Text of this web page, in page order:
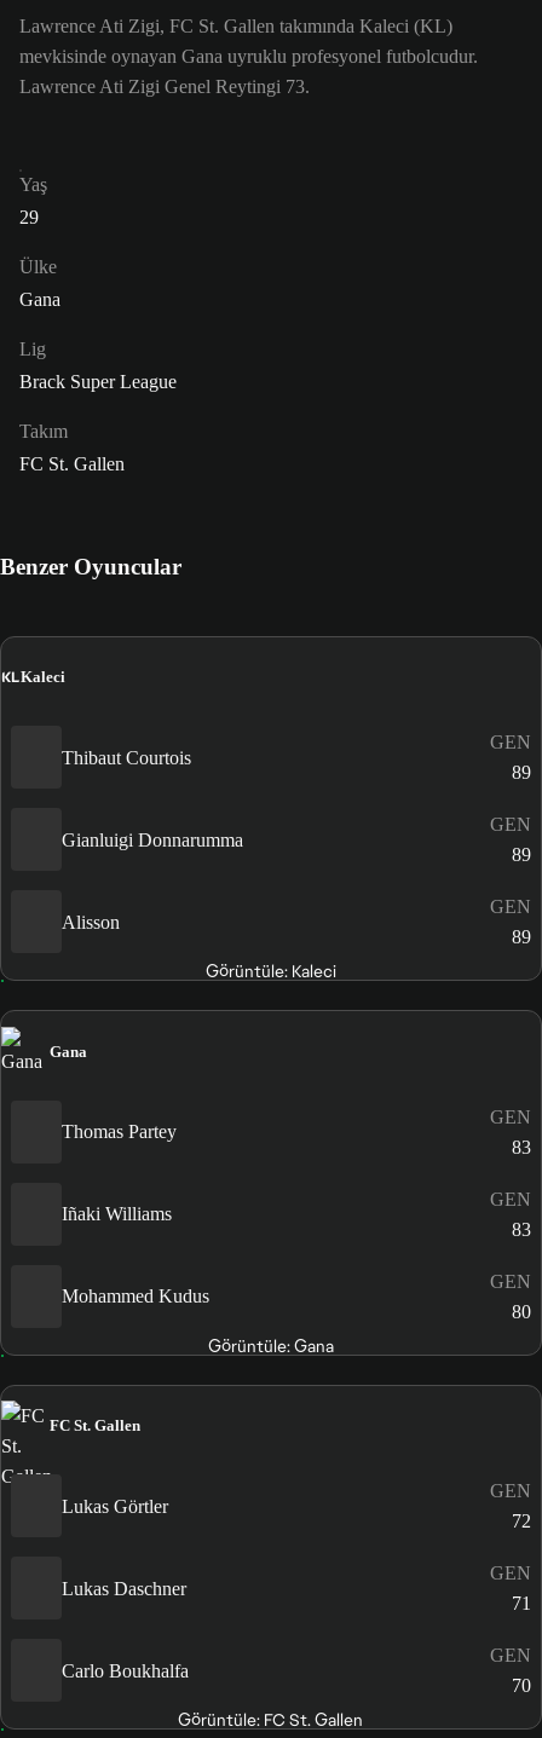
Lawrence Ati Zigi, FC St. Gallen takımında Kaleci (KL)
mevkisinde oynayan Gana uyruklu profesyonel futbolcudur.
Lawrence Ati Zigi Genel Reytingi 73.
Yaş
29
Ülke
Gana
Lig
Brack Super League
Takım
FC St. Gallen
Benzer Oyuncular
KLKaleci
Thibaut Courtois
GEN
89
Gianluigi Donnarumma
GEN
89
Alisson
GEN
89
Görüntüle: Kaleci
Gana
Thomas Partey
GEN
83
Iñaki Williams
GEN
83
Mohammed Kudus
GEN
80
Görüntüle: Gana
FC St. Gallen
Lukas Görtler
GEN
72
Lukas Daschner
GEN
71
Carlo Boukhalfa
GEN
70
Görüntüle: FC St. Gallen